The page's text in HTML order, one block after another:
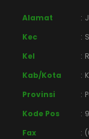
Alamat :
Kec
:
Kel
:
Kab/Kota
:
Provinsi
:
Kode Pos
:
Fax
: